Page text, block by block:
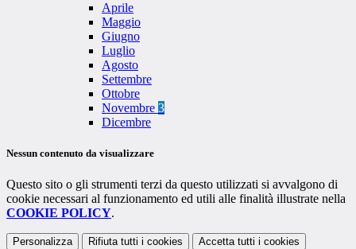
Aprile
Maggio
Giugno
Luglio
Agosto
Settembre
Ottobre
Novembre 3
Dicembre
Nessun contenuto da visualizzare
Questo sito o gli strumenti terzi da questo utilizzati si avvalgono di
cookie necessari al funzionamento ed utili alle finalità illustrate nella
COOKIE POLICY.
Personalizza Rifiuta tutti i cookies Accetta tutti i cookies